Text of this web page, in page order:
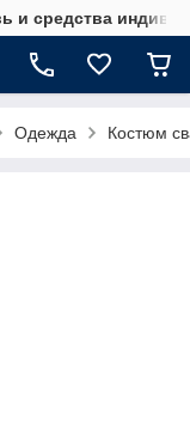
и средства
Одежда Костюм